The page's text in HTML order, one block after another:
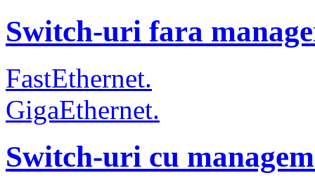
Switch-uri fara
FastEthernet.
GigaEthernet.
Switch-uri cu